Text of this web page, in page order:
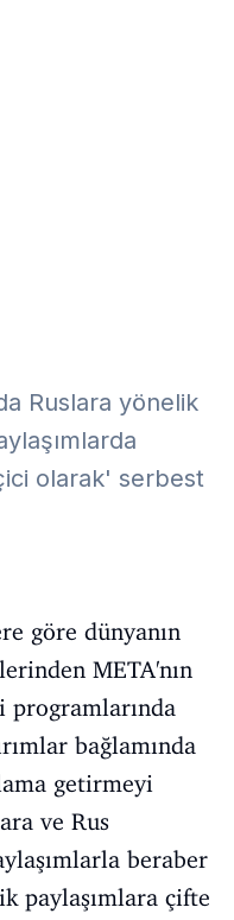
Ruslara yönelik
olarak' serbest
göre dünyanın
META'nın
programlarında
bağlamında
getirmeyi
ve Rus
beraber
paylaşımlara çifte